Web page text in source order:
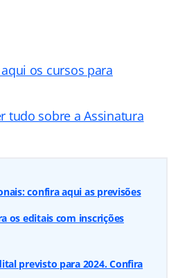
os cursos para
tudo sobre a Assinatura
confira aqui as previsões
os editais com inscrições
previsto para 2024. Confira